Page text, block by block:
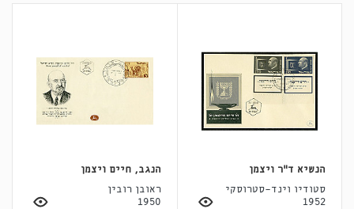
הנשיא ד"ר ויצמן
סטודיו וינד-סטרוסקי
1952
הנגב, חיים ויצמן
ראובן רובין
1950